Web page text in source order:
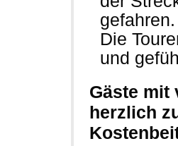
gefahren.
Die
und
Gäste mit
herzlich